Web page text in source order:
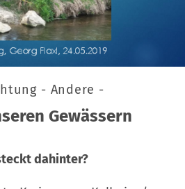
- Andere -
Gewässern
dahinter?